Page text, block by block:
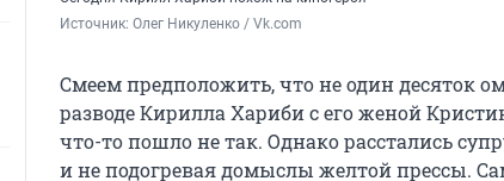
Источник: Олег Никуленко / Vk.com
Смеем предположить, что не один десяток
разводе Кирилла Хариби с его женой
что-то пошло не так. Однако расстались
и не подогревая домыслы желтой прессы.